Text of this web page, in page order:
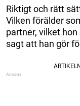
Riktigt och rätt
Vilken förälder
partner, vilket
sagt att han gör